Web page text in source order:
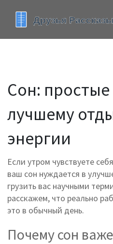
Сон:
лучшему
энергии
Если утром чувствуете
ваш сон нуждается в
грузить вас научными
расскажем, что реально
это в обычный день.
Почему сон